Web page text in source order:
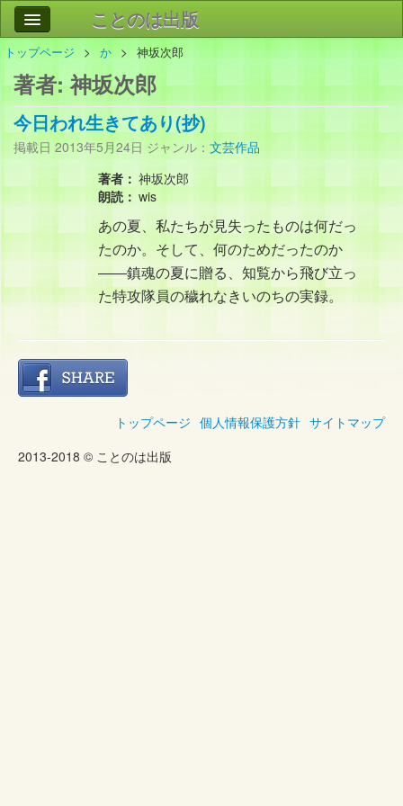
ことのは出版
作品
事業案内
会社情報
お問い合わせ
トップページ か 神坂次郎
著者:神坂次郎
今日われ生きてあり(抄)
掲載日 2013年5月24日 ジャンル： 文芸作品
著者： 神坂次郎
朗読： wis
あの夏、私たちが見失ったものは何だっ
たのか。そして、何のためだったのか
――鎮魂の夏に贈る、知覧から飛び立っ
た特攻隊員の穢れなきいのちの実録。
トップページ 個人情報保護方針 サイトマップ
2013-2018 © ことのは出版